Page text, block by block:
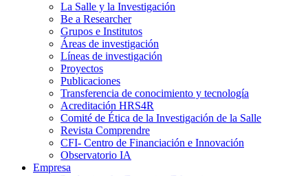
La Salle y la Investigación
Be a Researcher
Grupos e Institutos
Áreas de investigación
Líneas de investigación
Proyectos
Publicaciones
Transferencia de conocimiento y tecnología
Acreditación HRS4R
Comité de Ética de la Investigación de la Salle
Revista Comprendre
CFI- Centro de Financiación e Innovación
Observatorio IA
Empresa